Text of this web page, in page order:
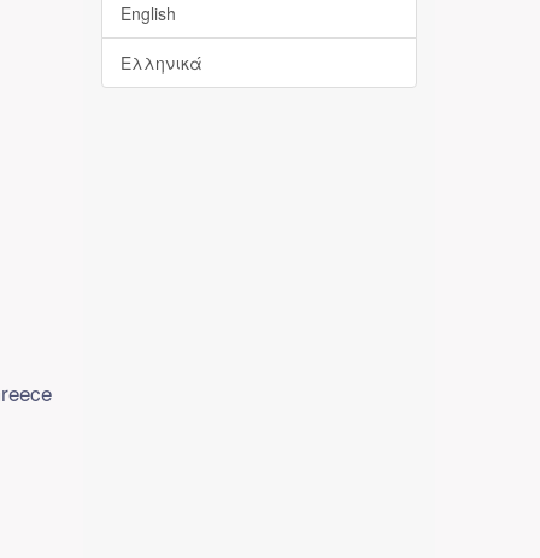
English
Ελληνικά